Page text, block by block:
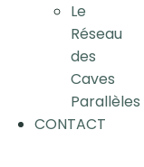
Le
Réseau
des
Caves
Parallèles
CONTACT